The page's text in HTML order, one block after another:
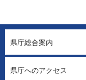
県庁総合案内
県庁へのアクセス